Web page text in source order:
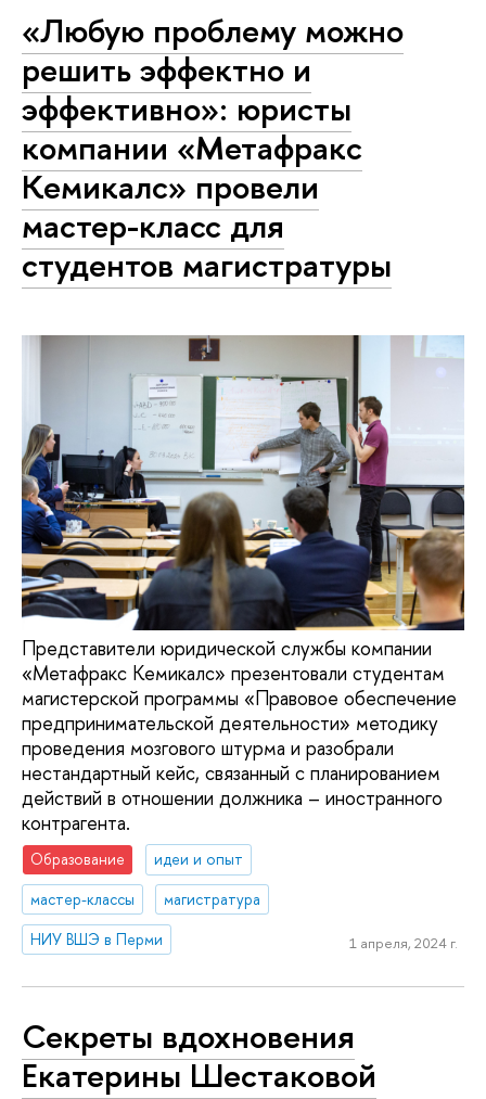
«Любую проблему можно
решить эффектно и
эффективно»: юристы
компании «Метафракс
Кемикалс» провели
мастер-класс для
студентов магистратуры
Представители юридической службы компании
«Метафракс Кемикалс» презентовали студентам
магистерской программы «Правовое обеспечение
предпринимательской деятельности» методику
проведения мозгового штурма и разобрали
нестандартный кейс, связанный с планированием
действий в отношении должника – иностранного
контрагента.
Образование
идеи и опыт
мастер-классы
магистратура
НИУ ВШЭ в Перми
1 апреля, 2024 г.
Секреты вдохновения
Екатерины Шестаковой